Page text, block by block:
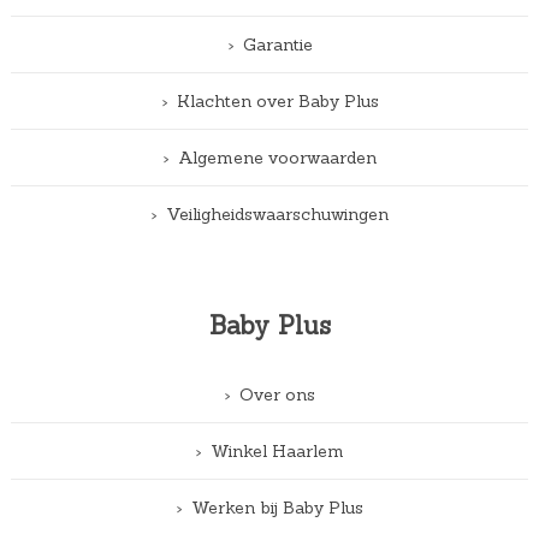
Garantie
Klachten over Baby Plus
Algemene voorwaarden
Veiligheidswaarschuwingen
Baby Plus
Over ons
Winkel Haarlem
Werken bij Baby Plus